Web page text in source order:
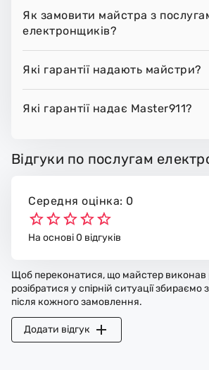
Як замовити майстра з
електронщиків?
Які гарантії надають майстри?
Які гарантії надає Master911?
Відгуки по послугам
Середня оцінка: 0
На основі 0 відгуків
Щоб переконатися, що майстер виконав
розібратися у спірній ситуації збираємо
після кожного замовлення.
Додати відгук